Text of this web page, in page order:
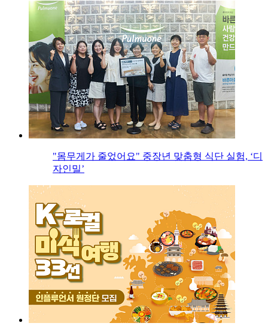
"몸무게가 줄었어요" 중장년 맞춤형 식단 실험, ‘디
자인밀’